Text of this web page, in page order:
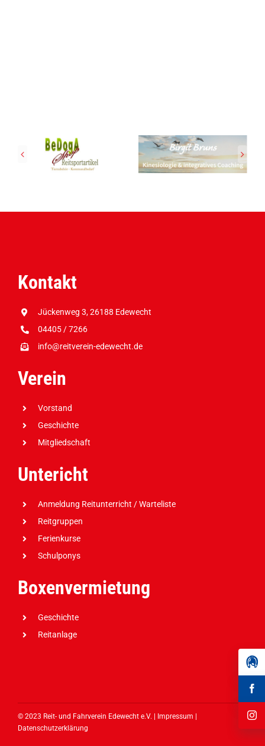
Kontakt
Jückenweg 3, 26188 Edewecht
04405 / 7266
info@reitverein-edewecht.de
Verein
Vorstand
Geschichte
Mitgliedschaft
Untericht
Anmeldung Reitunterricht / Warteliste
Reitgruppen
Ferienkurse
Schulponys
Boxenvermietung
Geschichte
Reitanlage
© 2023 Reit- und Fahrverein Edewecht e.V. | Impressum
Datenschutzerklärung